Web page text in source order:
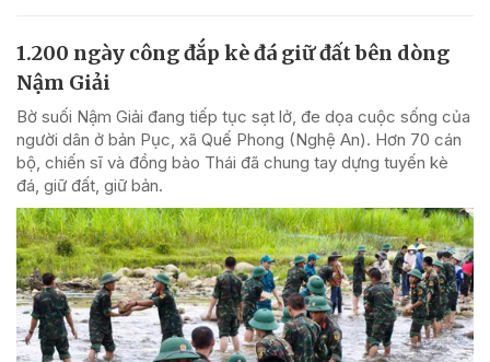
1.200 ngày công đắp kè đá giữ đất bên dòng
Nậm Giải
Bờ suối Nậm Giải đang tiếp tục sạt lở, đe dọa cuộc sống của
người dân ở bản Pục, xã Quế Phong (Nghệ An). Hơn 70 cán
bộ, chiến sĩ và đồng bào Thái đã chung tay dựng tuyến kè
đá, giữ đất, giữ bản.